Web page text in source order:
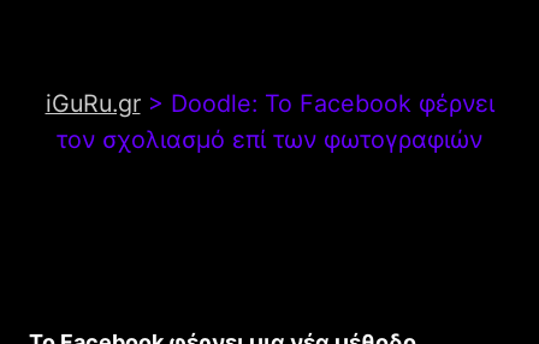
iGuRu.gr> Doodle: Το Facebook φέρνει
τον σχολιασμό επί των φωτογραφιών